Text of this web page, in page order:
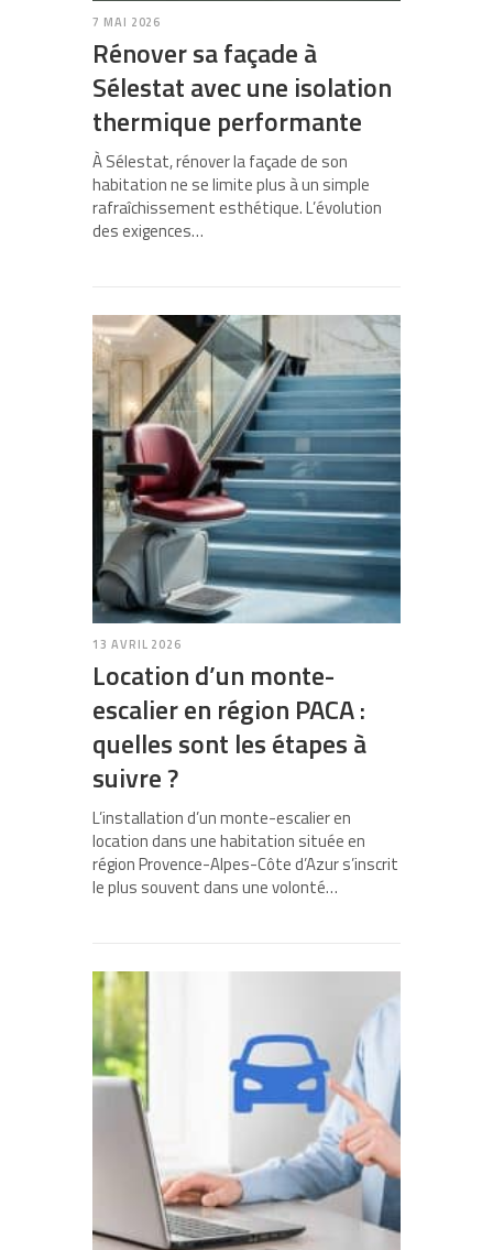
7 MAI 2026
Rénover sa façade à
Sélestat avec une isolation
thermique performante
À Sélestat, rénover la façade de son
habitation ne se limite plus à un simple
rafraîchissement esthétique. L’évolution
des exigences…
13 AVRIL 2026
Location d’un monte-
escalier en région PACA :
quelles sont les étapes à
suivre ?
L’installation d’un monte-escalier en
location dans une habitation située en
région Provence-Alpes-Côte d’Azur s’inscrit
le plus souvent dans une volonté…